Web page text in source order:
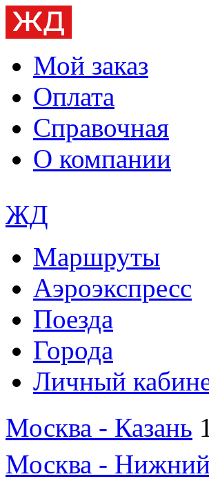
Мой заказ
Оплата
Справочная
О компании
ЖД
Маршруты
Аэроэкспресс
Поезда
Города
Личный
Москва - Казань
Москва -